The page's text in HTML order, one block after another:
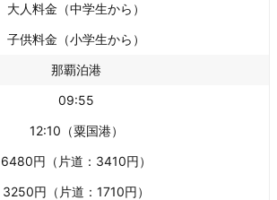
大人料金（中学生から）
子供料金（小学生から）
那覇泊港
09:55
12:10（粟国港）
6480円（片道：3410円）
3250円（片道：1710円）